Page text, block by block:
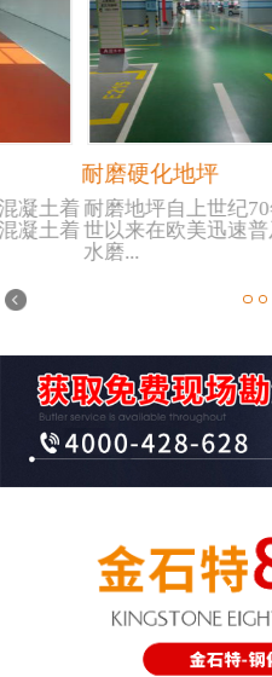
耐磨硬化地坪
耐磨地坪自上世纪70年代问
世以来在欧美迅速普及，成为